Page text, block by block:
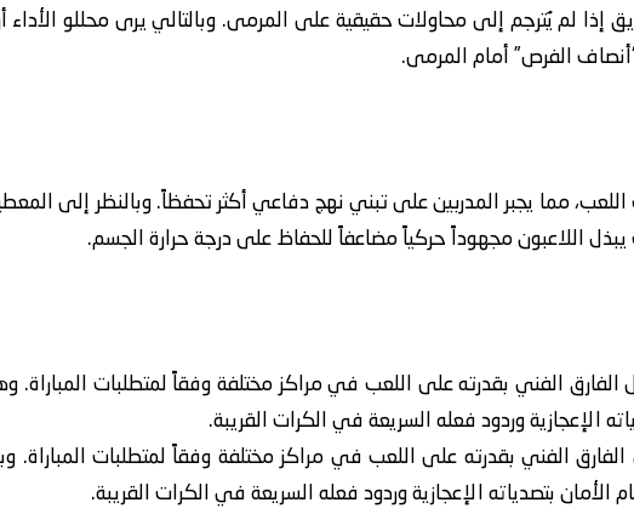
إذا لم يُترجم إلى محاولات حقيقية على المرمى. وبالتالي يرى محللو الأداء
الفرص” أمام المرمى.
مما يجبر المدربين على تبني نهج دفاعي أكثر تحفظاً. وبالنظر إلى
يبذل اللاعبون مجهوداً حركياً مضاعفاً للحفاظ على درجة حرارة الجسم.
الفني بقدرته على اللعب في مراكز مختلفة وفقاً لمتطلبات المباراة.
الإعجازية وردود فعله السريعة في الكرات القريبة.
الفني بقدرته على اللعب في مراكز مختلفة وفقاً لمتطلبات المباراة.
بتصدياته الإعجازية وردود فعله السريعة في الكرات القريبة.